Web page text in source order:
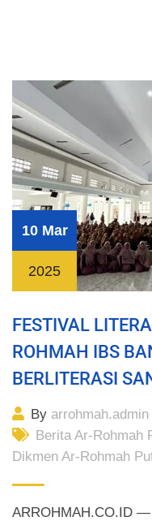
10 Mar
2025
FESTIVAL
ROHMAH IBS
BERLITERASI
By arrohmah.admin
Berita Ar-Rohmah
Dikmen Ar-Rohmah
ARROHMAH.CO.ID —